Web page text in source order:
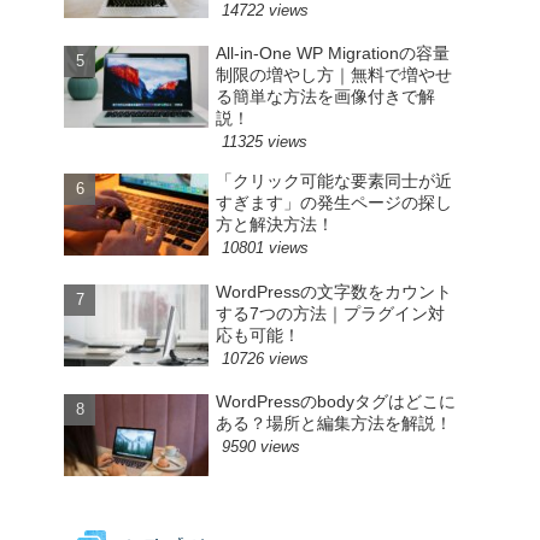
14722 views
All-in-One WP Migrationの容量
制限の増やし方｜無料で増やせ
る簡単な方法を画像付きで解
説！
11325 views
「クリック可能な要素同士が近
すぎます」の発生ページの探し
方と解決方法！
10801 views
WordPressの文字数をカウント
する7つの方法｜プラグイン対
応も可能！
10726 views
WordPressのbodyタグはどこに
ある？場所と編集方法を解説！
9590 views